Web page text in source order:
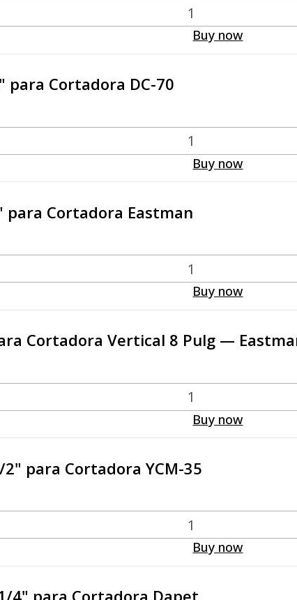
Buy now
para Cortadora DC-70
Buy now
para Cortadora Eastman
Buy now
Cortadora Vertical 8 Pulg —
Buy now
para Cortadora YCM-35
Buy now